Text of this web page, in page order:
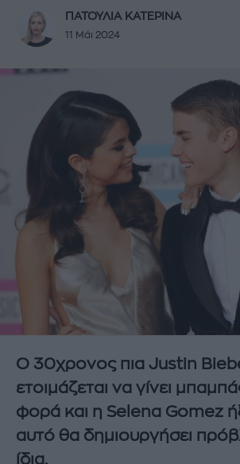
ΠΑΤΟΥΛΙΑ ΚΑΤΕΡΙΝΑ
11 Μάι 2024
Ο 30χρονος πια Justin
ετοιμάζεται να γίνει
φορά και η Selena Gomez
αυτό θα δημιουργήσει
ίδια.